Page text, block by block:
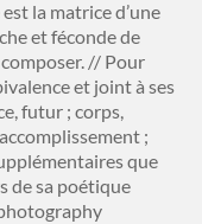
la matrice d’une
et féconde de
// Pour
et joint à ses
futur ; corps,
;
que
de sa poétique